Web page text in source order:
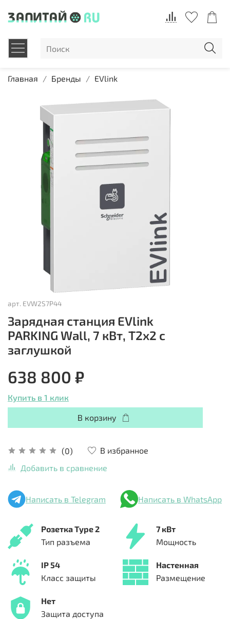
Главная Бренды EVlink
арт. EVW2S7P44
Зарядная станция EVlink
PARKING Wall, 7 кВт, T2x2 с
заглушкой
(0)
В избранное
Добавить в сравнение
638 800 ₽
Купить в 1 клик
В корзину
Настенная
Размещение
Розетка Type 2
Тип разъема
7 кВт
Мощность
Нет
Защита доступа
IP 54
Класс защиты
Написать в Telegram Написать в WhatsApp